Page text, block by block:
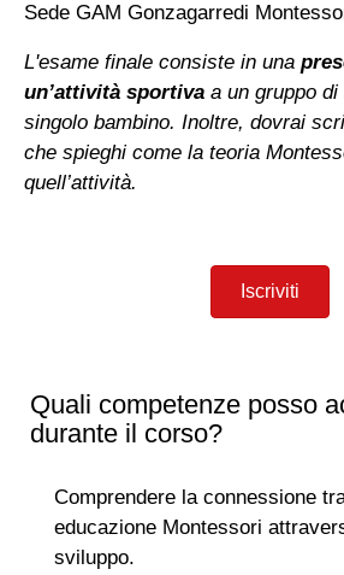
Sede GAM Gonzagarredi
L'esame finale consiste in una
un’attività sportiva a un gruppo
singolo bambino. Inoltre, dovrai
che spieghi come la teoria
quell’attività.
Iscriviti
Quali competenze posso
durante il corso?
Comprendere la connessione
educazione Montessori
sviluppo.